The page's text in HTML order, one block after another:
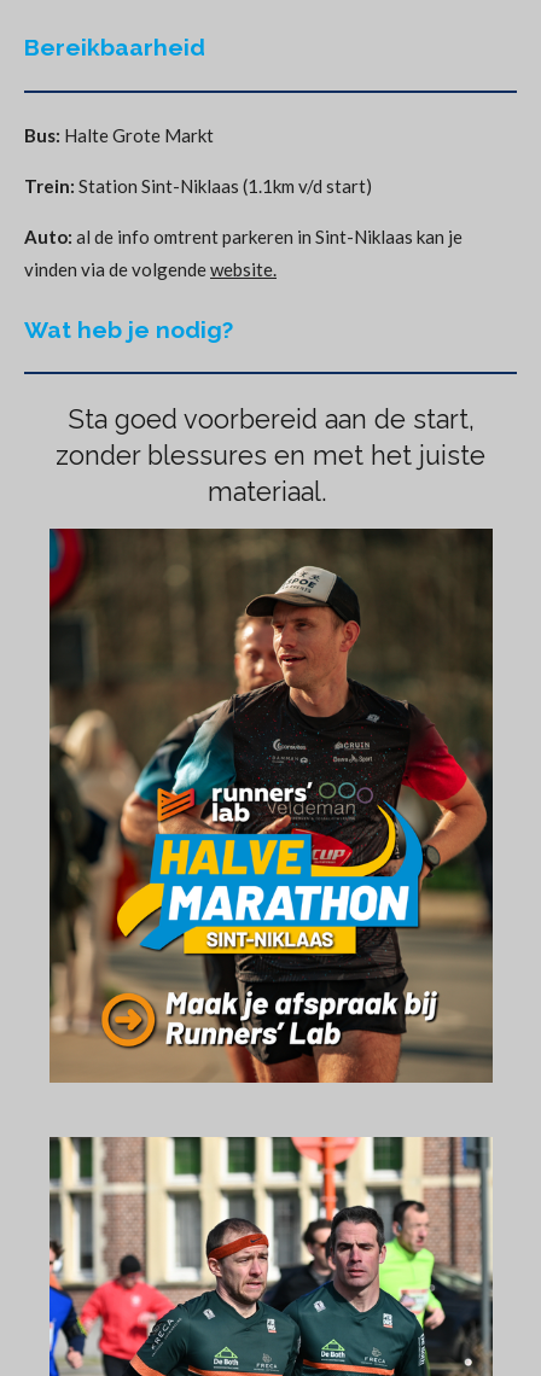
Bereikbaarheid
Bus: Halte Grote Markt
Trein: Station Sint-Niklaas (1.1km v/d start)
Auto: al de info omtrent parkeren in Sint-Niklaas kan je
vinden via de volgendewebsite.
Wat heb je nodig?
Sta goed voorbereid aan de start,
zonder blessures en met het juiste
materiaal.